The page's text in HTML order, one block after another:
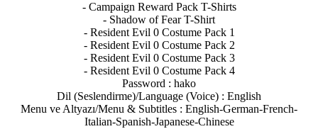
- Campaign Reward Pack T-Shirts
- Shadow of Fear T-Shirt
- Resident Evil 0 Costume Pack 1
- Resident Evil 0 Costume Pack 2
- Resident Evil 0 Costume Pack 3
- Resident Evil 0 Costume Pack 4
Password : hako
Dil (Seslendirme)/Language (Voice) : English
Menu ve Altyazı/Menu & Subtitles : English-German-French-
Italian-Spanish-Japanese-Chinese​